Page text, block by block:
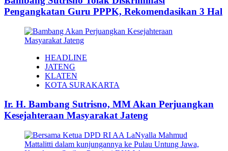
Pengangkatan Guru PPPK, Rekomendasikan 3 Hal
HEADLINE
JATENG
KLATEN
KOTA SURAKARTA
Ir. H. Bambang Sutrisno, MM Akan Perjuangkan
Kesejahteraan Masyarakat Jateng